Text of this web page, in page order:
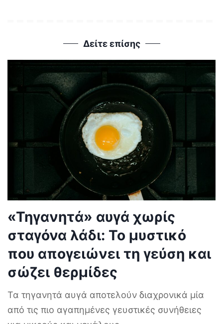
Δείτε επίσης
«Τηγανητά» αυγά χωρίς
σταγόνα λάδι: Το μυστικό
που απογειώνει τη γεύση και
σώζει θερμίδες
Τα τηγανητά αυγά αποτελούν διαχρονικά μία
από τις πιο αγαπημένες γευστικές συνήθειες